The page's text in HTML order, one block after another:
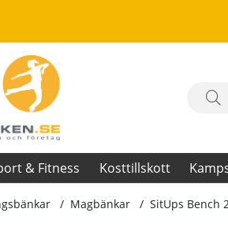
& Fitness Kosttillskott
Magbänkar SitUps Bench